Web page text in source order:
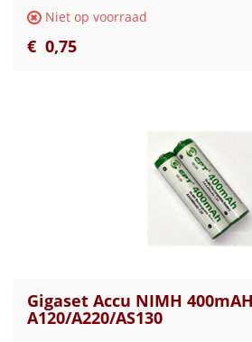
Niet op voorraad
€ 0,75
Gigaset Accu NIMH
A120/A220/AS130